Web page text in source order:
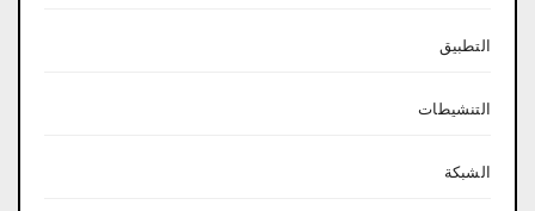
التطبيق
التنشيطات
الشبكة